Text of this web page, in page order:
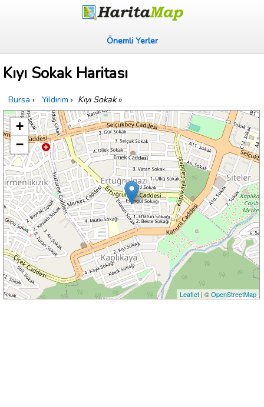
Önemli Yerler
Kıyı Sokak Haritası
Bursa › Yıldırım › Kıyı Sokak»
+
−
Leaflet| ©OpenStreetMap